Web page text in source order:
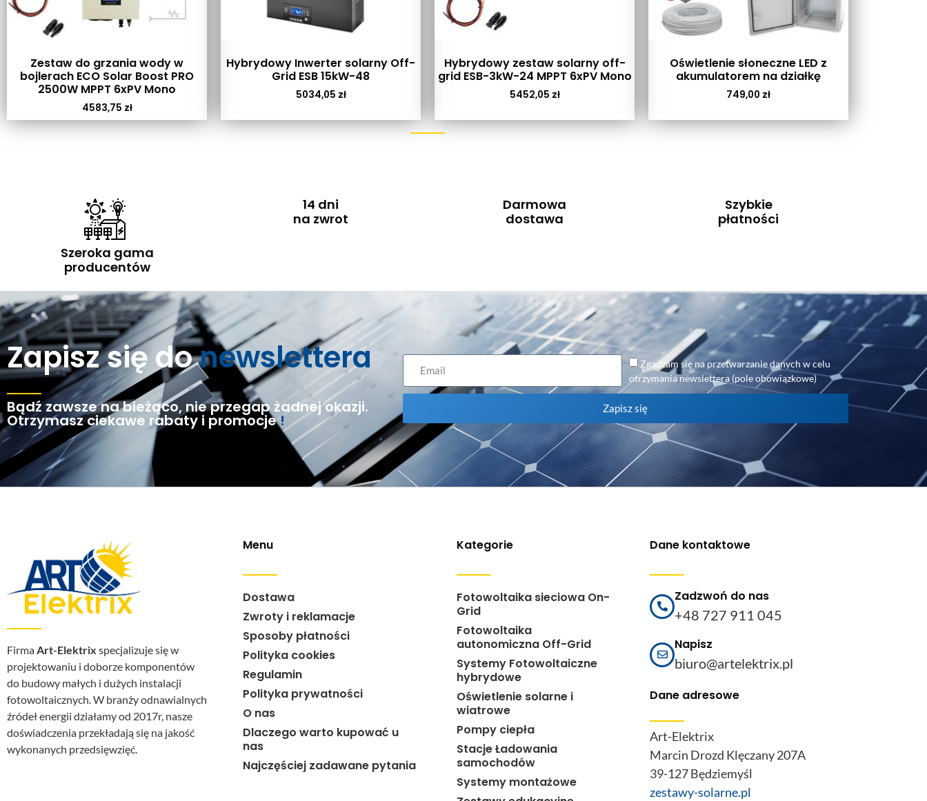
Zestaw do grzania wody w
bojlerach ECO Solar Boost PRO
2500W MPPT 6xPV Mono
4583,75 zł
Hybrydowy Inwerter solarny Off-
Grid ESB 15kW-48
5034,05 zł
Hybrydowy zestaw solarny off-
grid ESB-3kW-24 MPPT 6xPV Mono
5452,05 zł
Oświetlenie słoneczne LED z
akumulatorem na działkę
749,00 zł
Szeroka gama
producentów
14 dni
na zwrot
Darmowa
dostawa
Szybkie
płatności
Zapisz się donewslettera
Bądź zawsze na bieżąco, nie przegap żadnej okazji.
Otrzymasz ciekawe rabaty i promocje!
Zgadzam się na przetwarzanie danych w celu
otrzymania newslettera (pole obowiązkowe)
Zapisz się
Firma Art-Elektrix specjalizuje się w
projektowaniu i doborze komponentów
do budowy małych i dużych instalacji
fotowoltaicznych. W branży odnawialnych
źródeł energii działamy od 2017r, nasze
doświadczenia przekładają się na jakość
wykonanych przedsięwzięć.
Menu
Dostawa
Zwroty i reklamacje
Sposoby płatności
Polityka cookies
Regulamin
Polityka prywatności
O nas
Dlaczego warto kupować u
nas
Najczęściej zadawane pytania
Kategorie
Fotowoltaika sieciowa On-
Grid
Fotowoltaika
autonomiczna Off-Grid
Systemy Fotowoltaiczne
hybrydowe
Oświetlenie solarne i
wiatrowe
Pompy ciepła
Stacje Ładowania
samochodów
Systemy montażowe
Dane kontaktowe
Zadzwoń do nas
+48 727 911 045
Napisz
biuro@artelektrix.pl
Dane adresowe
Art-Elektrix
Marcin Drozd Klęczany 207A
39-127 Będziemyśl
zestawy-solarne.pl